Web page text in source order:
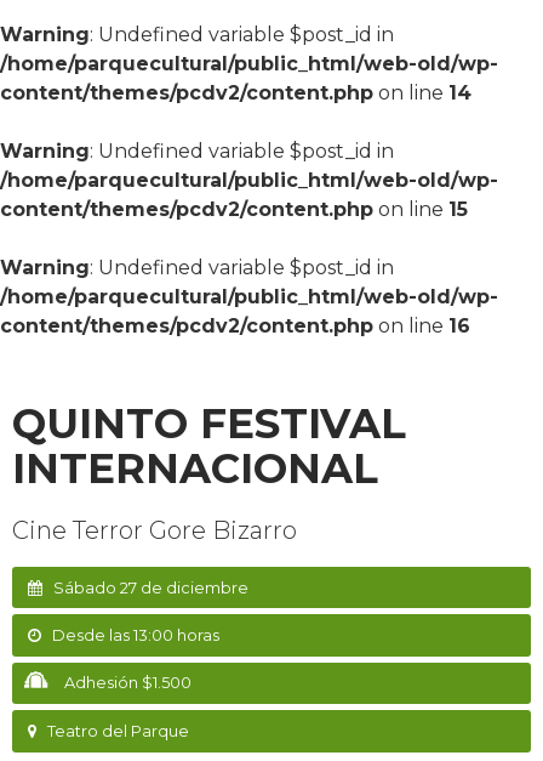
Warning: Undefined variable $post_id in
/home/parquecultural/public_html/web-old/wp-
content/themes/pcdv2/content.php on line 14
Warning: Undefined variable $post_id in
/home/parquecultural/public_html/web-old/wp-
content/themes/pcdv2/content.php on line 15
Warning: Undefined variable $post_id in
/home/parquecultural/public_html/web-old/wp-
content/themes/pcdv2/content.php on line 16
QUINTO FESTIVAL
INTERNACIONAL
Cine Terror Gore Bizarro
Sábado 27 de diciembre
Desde las 13:00 horas
Adhesión $1.500
Teatro del Parque